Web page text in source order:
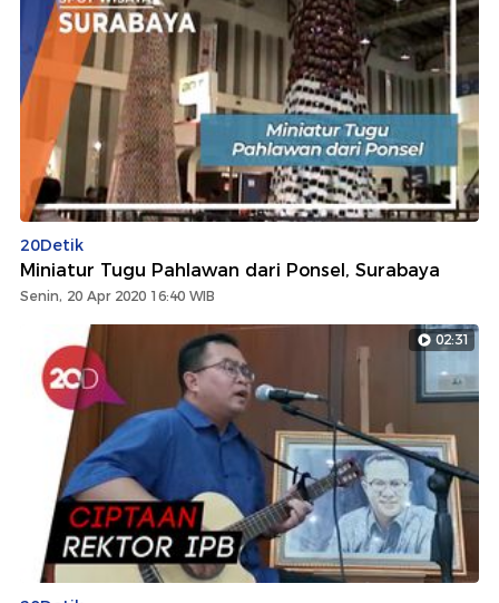
20Detik
Miniatur Tugu Pahlawan dari Ponsel, Surabaya
Senin, 20 Apr 2020 16:40 WIB
02:31